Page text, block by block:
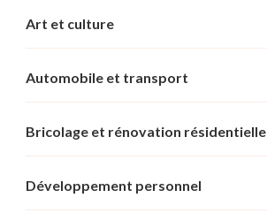
Art et culture
Automobile et transport
Bricolage et rénovation résidentielle
Développement personnel